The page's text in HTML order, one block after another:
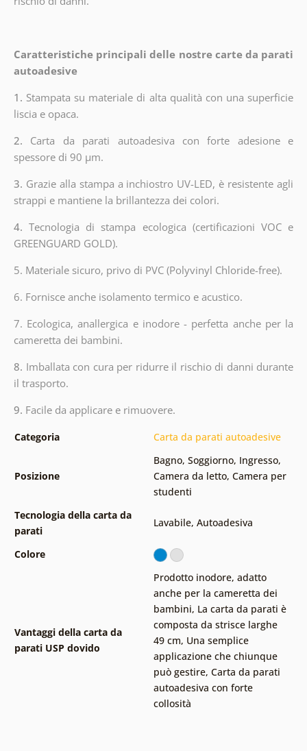
Caratteristiche principali delle nostre carte da parati
autoadesive
1. Stampata su materiale di alta qualità con una superficie
liscia e opaca.
2. Carta da parati autoadesiva con forte adesione e
spessore di 90 µm.
3. Grazie alla stampa a inchiostro UV-LED, è resistente agli
strappi e mantiene la brillantezza dei colori.
4.Tecnologia di stampa ecologica (certificazioni VOC e
GREENGUARD GOLD).
5. Materiale sicuro, privo di PVC (Polyvinyl Chloride-free).
6. Fornisce anche isolamento termico e acustico.
7. Ecologica, anallergica e inodore - perfetta anche per la
cameretta dei bambini.
8. Imballata con cura per ridurre il rischio di danni durante
il trasporto.
9. Facile da applicare e rimuovere.
Categoria Carta da parati autoadesive
Posizione
Bagno, Soggiorno, Ingresso,
Camera da letto, Camera per
studenti
Tecnologia della carta da
parati
Lavabile, Autoadesiva
Colore
Vantaggi della carta da
parati USP dovido
Prodotto inodore, adatto
anche per la cameretta dei
bambini, La carta da parati è
composta da strisce larghe
49 cm, Una semplice
applicazione che chiunque
può gestire, Carta da parati
autoadesiva con forte
collosità